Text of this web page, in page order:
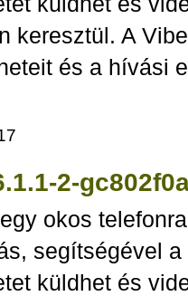
keresztül. A
és a hívási
2-
okos
segítségével
küldhet és